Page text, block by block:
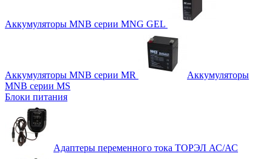
Аккумуляторы MNB серии MNG GEL
Аккумуляторы MNB серии MR
Аккумуляторы
MNB серии MS
Блоки питания
Адаптеры переменного тока ТОРЭЛ АС/АС